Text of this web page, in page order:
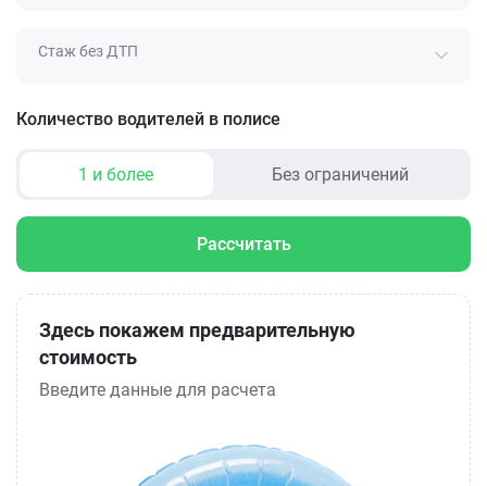
Стаж без ДТП
Количество водителей в полисе
1 и более Без ограничений
Рассчитать
Здесь покажем предварительную
стоимость
Введите данные для расчета